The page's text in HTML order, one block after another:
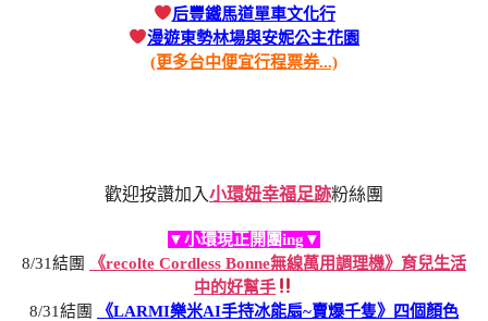
后豐鐵馬道單車文化行
漫遊東勢林場與安妮公主花園
(更多台中便宜行程票券...)
歡迎按讚加入小環妞幸福足跡粉絲團
▼小環現正開團ing▼
8/31結團
《recolte Cordless Bonne無線萬用調理機》育兒生活
中的好幫手
8/31結團
《LARMI樂米AI手持冰能扇~賣爆千隻》四個顏色